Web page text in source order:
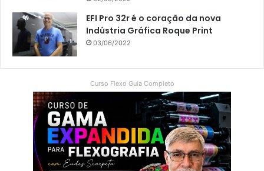
EFI Pro 32r é o coração da nova
Indústria Gráfica Roque Print
03/06/2022
Curso Flexo Guia Completo